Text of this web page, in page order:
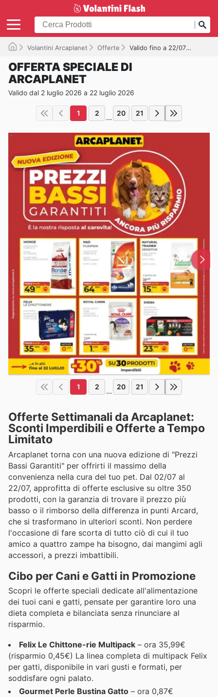
Volantini Arcaplanet Offerte Valido fino a 22/07/2026
OFFERTA SPECIALE DI
ARCAPLANET
Valido dal 2 luglio 2026 a 22 luglio 2026
1 2 ... 20 21
1 2 ... 20 21
Offerte Settimanali da Arcaplanet:
Sconti Imperdibili e Offerte a Tempo
Limitato
Arcaplanet torna con una nuova edizione di "Prezzi
Bassi Garantiti" per offrirti il massimo della
convenienza nella cura del tuo pet. Dal 02/07 al
22/07, approfitta di offerte esclusive su oltre 350
prodotti, con la garanzia di trovare il prezzo più
basso o il rimborso della differenza in punti Arcard,
che si trasformano in ulteriori sconti. Non perdere
l'occasione di fare scorta di tutto ciò di cui il tuo
amico a quattro zampe ha bisogno, dai mangimi agli
accessori, a prezzi imbattibili.
Cibo per Cani e Gatti in Promozione
Scopri le offerte speciali dedicate all'alimentazione
dei tuoi cani e gatti, pensate per garantire loro una
dieta completa e bilanciata senza rinunciare al
risparmio.
Felix Le Chittone-rie Multipack – ora 35,99€
(risparmio 0,45€) La linea completa di multipack Felix
per gatti, disponibile in vari gusti e formati, per
soddisfare ogni palato.
Gourmet Perle Bustina Gatto – ora 0,87€